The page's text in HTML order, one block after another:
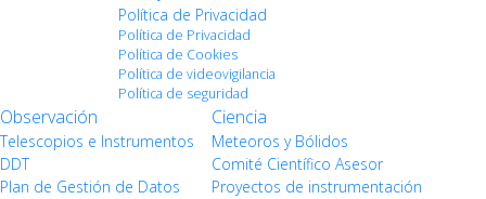
Política de Privacidad
Política de Privacidad
Política de Cookies
Política de videovigilancia
Política de seguridad
Observación
Telescopios e Instrumentos
DDT
Plan de Gestión de Datos
Ciencia
Meteoros y Bólidos
Comité Científico Asesor
Proyectos de instrumentación